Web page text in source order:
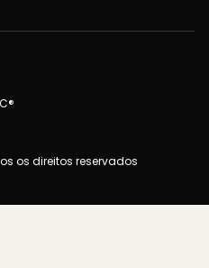
os direitos reservados